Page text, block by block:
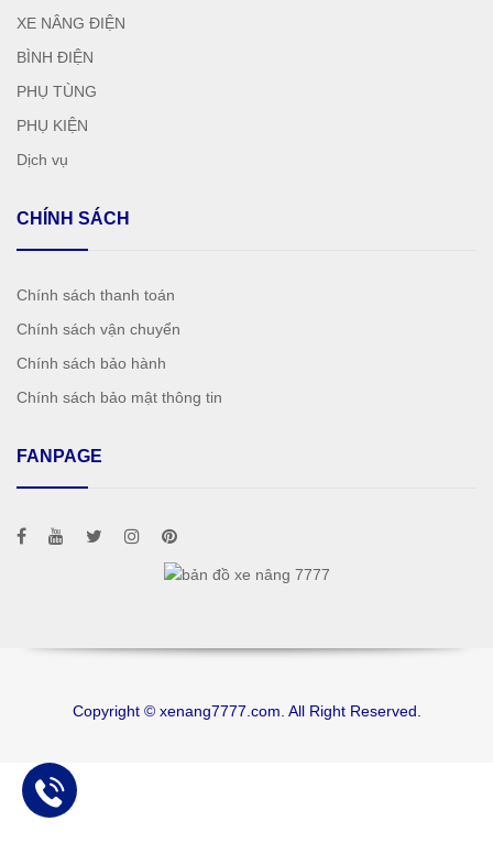
XE NÂNG ĐIỆN
BÌNH ĐIỆN
PHỤ TÙNG
PHỤ KIỆN
Dịch vụ
CHÍNH SÁCH
Chính sách thanh toán
Chính sách vận chuyển
Chính sách bảo hành
Chính sách bảo mật thông tin
FANPAGE
Copyright © xenang7777.com. All Right Reserved.